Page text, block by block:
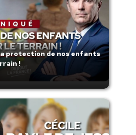
protection de nos enfants
!